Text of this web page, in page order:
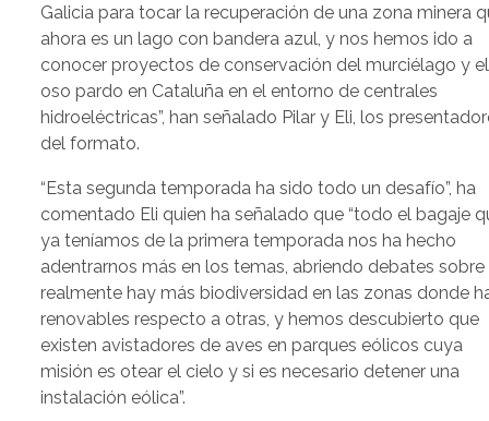
Galicia para tocar la recuperación de una zona minera
ahora es un lago con bandera azul, y nos hemos ido a
conocer proyectos de conservación del murciélago y el
oso pardo en Cataluña en el entorno de centrales
hidroeléctricas”, han señalado Pilar y Eli, los
del formato.
“Esta segunda temporada ha sido todo un desafío”, ha
comentado Eli quien ha señalado que “todo el bagaje
ya teníamos de la primera temporada nos ha hecho
adentrarnos más en los temas, abriendo debates sobre
realmente hay más biodiversidad en las zonas donde
renovables respecto a otras, y hemos descubierto que
existen avistadores de aves en parques eólicos cuya
misión es otear el cielo y si es necesario detener una
instalación eólica”.